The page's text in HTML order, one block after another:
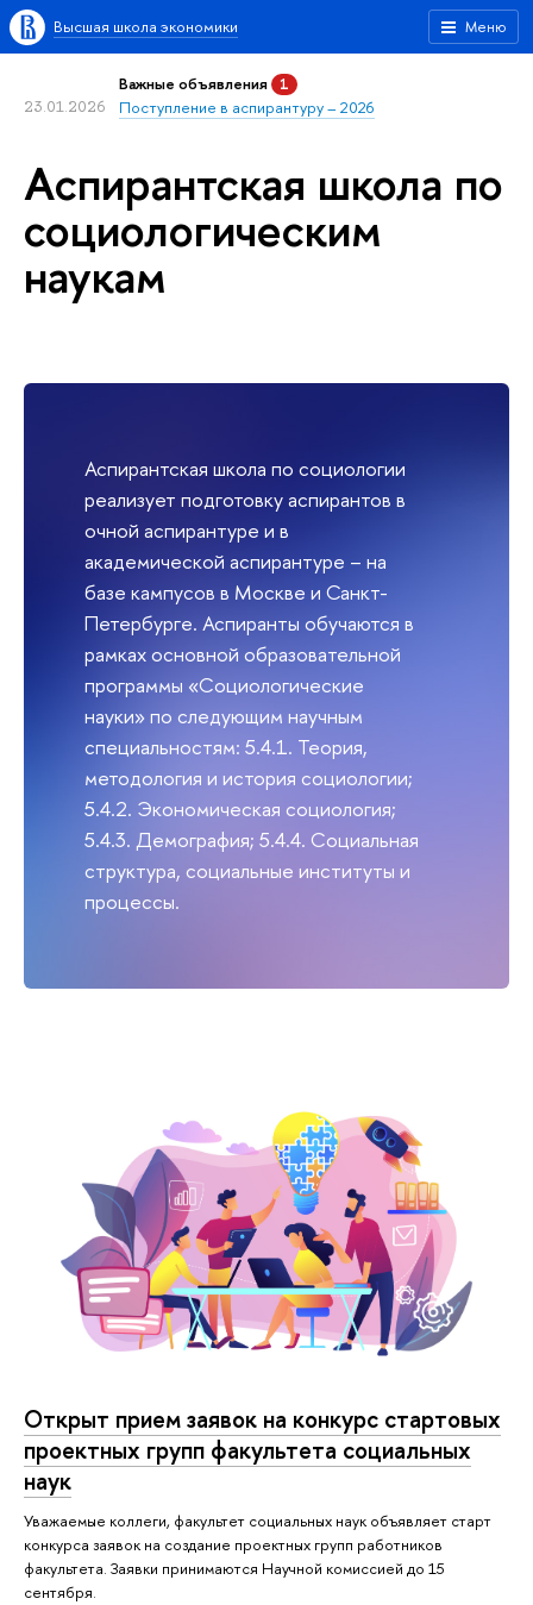
Меню
Высшая школа экономики
Важные объявления 1
23.01.2026 Поступление в аспирантуру – 2026
Аспирантская школа по
социологическим
наукам
Аспирантская школа по социологии
реализует подготовку аспирантов в
очной аспирантуре и в
академической аспирантуре – на
базе кампусов в Москве и Санкт-
Петербурге. Аспиранты обучаются в
рамках основной образовательной
программы «Социологические
науки» по следующим научным
специальностям: 5.4.1. Теория,
методология и история социологии;
5.4.2. Экономическая социология;
5.4.3. Демография; 5.4.4. Социальная
структура, социальные институты и
процессы.
Открыт прием заявок на конкурс стартовых
проектных групп факультета социальных
наук
Уважаемые коллеги, факультет социальных наук объявляет старт
конкурса заявок на создание проектных групп работников
факультета. Заявки принимаются Научной комиссией до 15
сентября.